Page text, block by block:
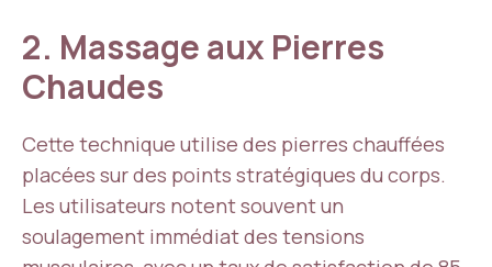
2. Massage aux Pierres
Chaudes
Cette technique utilise des pierres chauffées
placées sur des points stratégiques du corps.
Les utilisateurs notent souvent un
soulagement immédiat des tensions